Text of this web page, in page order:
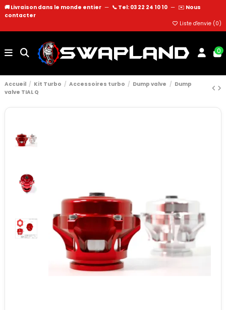
🚚 Livraison dans le monde entier — 📞 Tel: 03 22 24 10 10 — ✉️ Nous
contacter
Liste d'envie (0)
0
Accueil Kit Turbo Accessoires turbo Dump valve
Dump
valve TIAL Q